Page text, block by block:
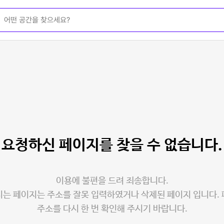
요청하신 페이지를 찾을 수 없습니다.
이용에 불편을 드려 죄송합니다.
는 페이지는 주소를 잘못 입력하였거나 삭제된 페이지 입니다.
주소를 다시 한 번 확인해 주시기 바랍니다.